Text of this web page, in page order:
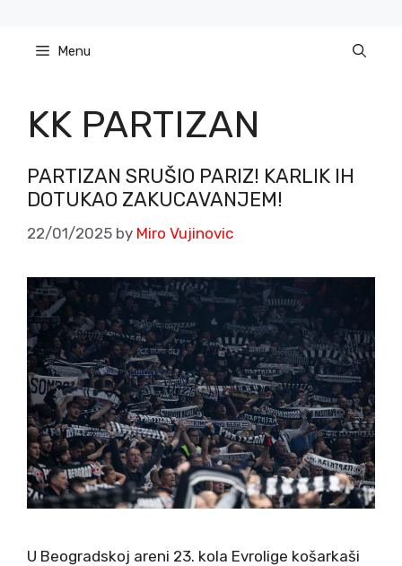
content Menu
KK PARTIZAN
PARTIZAN SRUŠIO PARIZ! KARLIK IH
DOTUKAO ZAKUCAVANJEM!
22/01/2025 by Miro Vujinovic
U Beogradskoj areni 23. kola Evrolige košarkaši